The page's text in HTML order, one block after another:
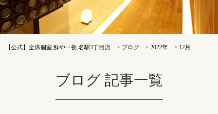
【公式】全席個室 鮮や一夜 名駅3丁目店 > ブログ >2022年 > 12月
ブログ 記事一覧